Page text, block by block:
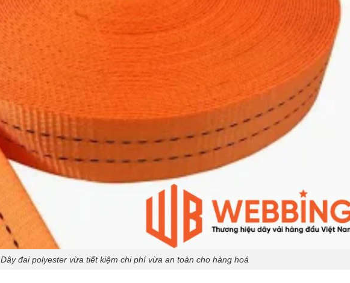
Dây đai polyester vừa tiết kiệm chi phí vừa an toàn cho hàng hoá